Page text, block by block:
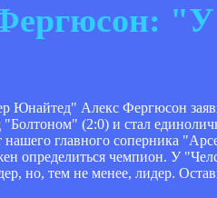
"У
Юнайтед" Алекс Фергюсон
(2:0) и стал
нашего главного соперника
определиться чемпион. У
но, тем не менее, лидер.